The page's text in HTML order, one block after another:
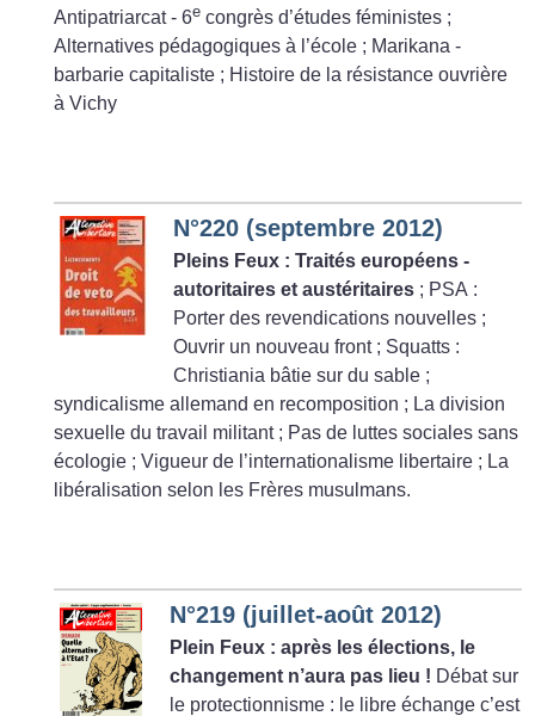
Antipatriarcat - 6e congrès d’études féministes ;
Alternatives pédagogiques à l’école ; Marikana -
barbarie capitaliste ; Histoire de la résistance ouvrière
à Vichy
N°220 (septembre 2012)
Pleins Feux : Traités européens -
autoritaires et austéritaires ; PSA :
Porter des revendications nouvelles ;
Ouvrir un nouveau front ; Squatts :
Christiania bâtie sur du sable ;
syndicalisme allemand en recomposition ; La division
sexuelle du travail militant ; Pas de luttes sociales sans
écologie ; Vigueur de l’internationalisme libertaire ; La
libéralisation selon les Frères musulmans.
N°219 (juillet-août 2012)
Plein Feux : après les élections, le
changement n’aura pas lieu ! Débat sur
le protectionnisme : le libre échange c’est